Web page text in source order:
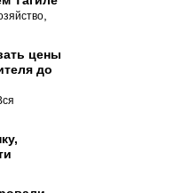
цены
до